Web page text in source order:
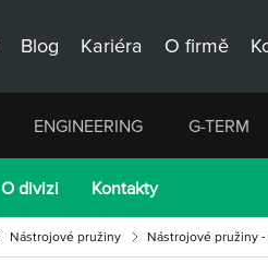
Blog Kariéra O firmě
ENGINEERING G-TERM
O divizi Kontakty
Nástrojové pružiny Nástrojové pružiny